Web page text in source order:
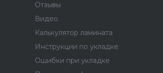
Отзывы
Видео
Калькулятор ламината
Инструкции по укладке
Ошибки при укладке